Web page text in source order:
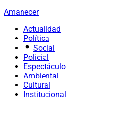
Amanecer
Actualidad
Política
Social
Policial
Espectáculo
Ambiental
Cultural
Institucional